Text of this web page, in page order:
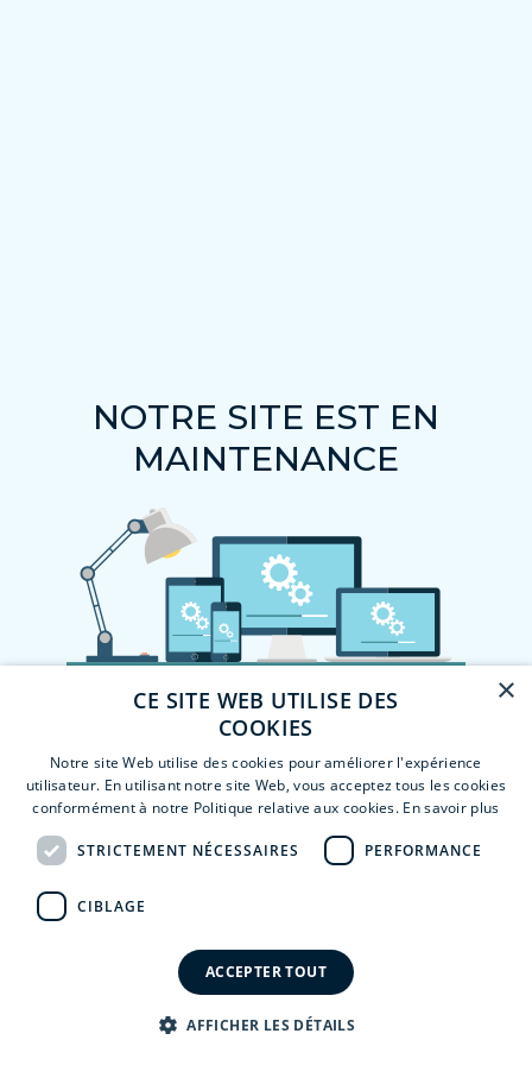
NOTRE SITE EST EN
MAINTENANCE
×
CE SITE WEB UTILISE DES
COOKIES
Notre site Web utilise des cookies pour améliorer l'expérience
utilisateur. En utilisant notre site Web, vous acceptez tous les cookies
conformément à notre Politique relative aux cookies. En savoir plus
STRICTEMENT NÉCESSAIRES PERFORMANCE
CIBLAGE
ACCEPTER TOUT
AFFICHER LES DÉTAILS